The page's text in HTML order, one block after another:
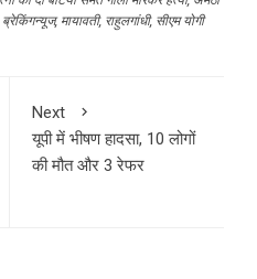
ब्रेकिंगन्यूज, मायावती, राहुलगांधी, सीएम योगी
Next
यूपी में भीषण हादसा, 10 लोगों
की मौत और 3 रेफर